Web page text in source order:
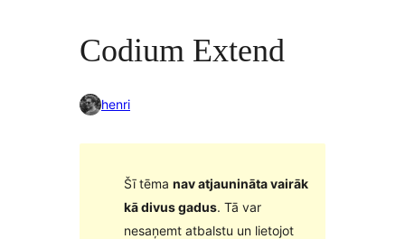
Codium Extend
henri
Šī tēma nav atjaunināta vairāk
kā divus gadus. Tā var
nesaņemt atbalstu un lietojot